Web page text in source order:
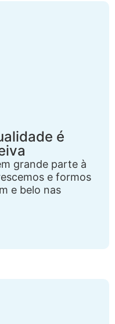
é
grande parte à
e formos
e belo nas